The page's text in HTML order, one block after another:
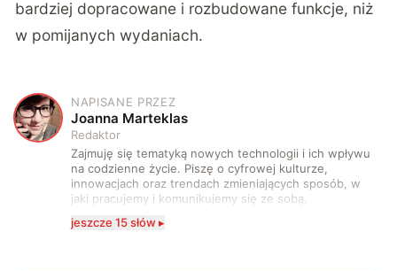
bardziej dopracowane i rozbudowane funkcje, niż
w pomijanych wydaniach.
J
NAPISANE PRZEZ
Joanna Marteklas
Redaktor
Zajmuję się tematyką nowych technologii i ich wpływu
na codzienne życie. Piszę o cyfrowej kulturze,
innowacjach oraz trendach zmieniających sposób, w
jaki pracujemy i komunikujemy się ze sobą.
Szczególnie interesuje mnie relacja między rozwojem
technologii a współczesną popkulturą. W wolnych
jeszcze 15 słów ▸